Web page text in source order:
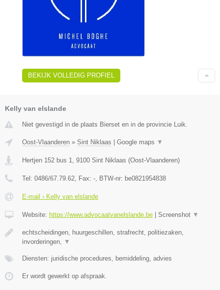
BEKIJK VOLLEDIG PROFIEL
Kelly van elslande
Niet gevestigd in de plaats Bierset en in de provincie Luik.
Oost-Vlaanderen » Sint Niklaas Google maps ▼
Hertjen 152 bus 1, 9100 Sint Niklaas (Oost-Vlaanderen)
Tel: 0486/67.79.62, Fax: -, BTW-nr: be0821954838
E-mail › Kelly van elslande
Website: https://www.advocaatvanelslande.be Screenshot ▼
echtscheidingen, huurgeschillen, strafrecht, politiezaken,
invorderingen, ▼
Diensten: juridische procedures, bemiddeling, advies
Er wordt gewerkt op afspraak.